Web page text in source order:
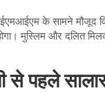
के सामने मौजूद
मुस्लिम और दलित
से पहले